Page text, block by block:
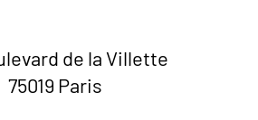
de la Villette
75019 Paris